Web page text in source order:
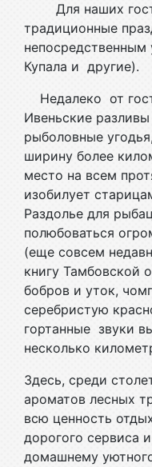
Для наших
традиционные
Купала и другие).
Недалеко от
Ивеньские
рыболовные
ширину более
место на всем
изобилует
Раздолье для
полюбоваться
(еще совсем
книгу Тамбовской
бобров и уток,
серебристую
гортанные звуки
несколько
Здесь, среди
ароматов лесных
всю ценность
дорогого сервиса
домашнему